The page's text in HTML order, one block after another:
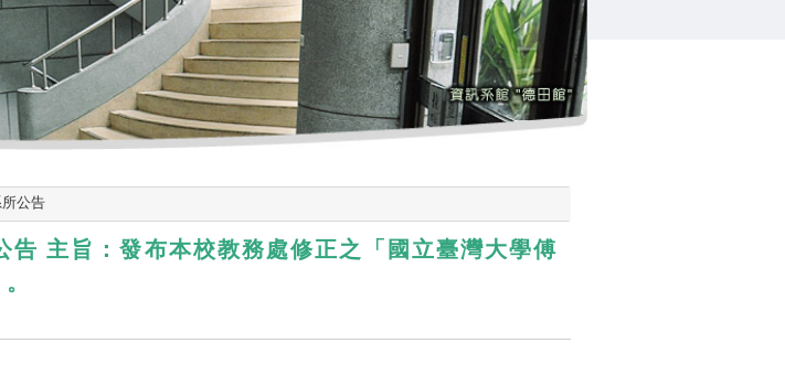
公告
告 主旨：​發布本校教務處修正之「國立臺灣大學傅